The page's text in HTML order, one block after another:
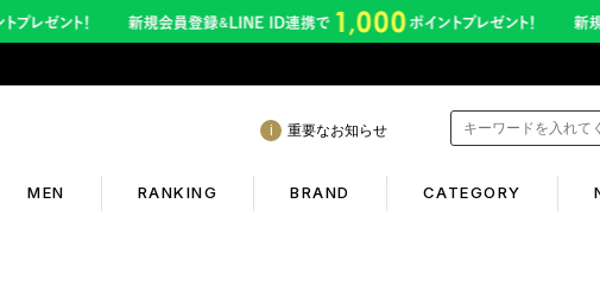
重要なお知らせ
MEN RANKING BRAND CATEGORY